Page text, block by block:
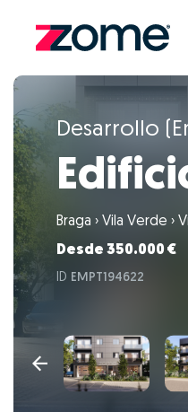
Desarrollo
Braga › Vila Verde ›
Desde 350.000 €
ID EMPT194622